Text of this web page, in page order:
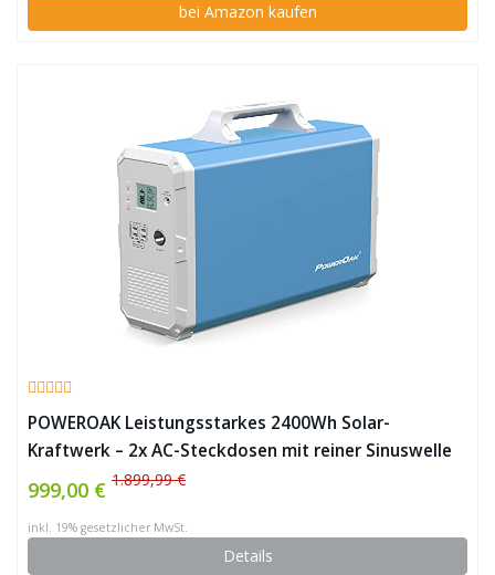
bei Amazon kaufen
POWEROAK Leistungsstarkes 2400Wh Solar-
Kraftwerk – 2x AC-Steckdosen mit reiner Sinuswelle
✪
999,00 € 1.899,99 €
inkl. 19% gesetzlicher MwSt.
Details